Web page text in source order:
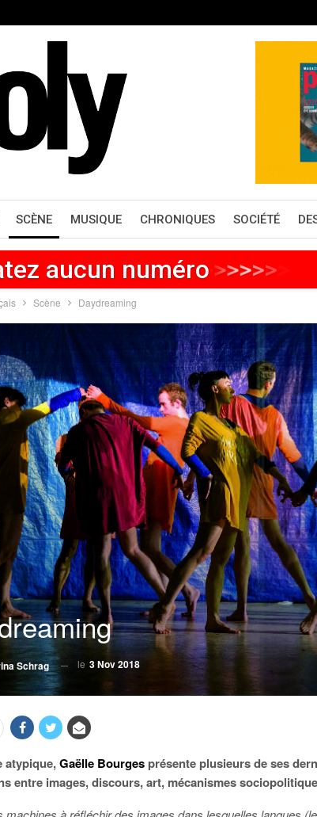
SCÈNE MUSIQUE CHRONIQUES SOCIÉTÉ
aucun numéro>>>>>>
Scène Daydreaming
Schrag le 3 Nov 2018
atypique,Gaëlle Bourges présente plusieurs de ses
entre images, discours, art, mécanismes